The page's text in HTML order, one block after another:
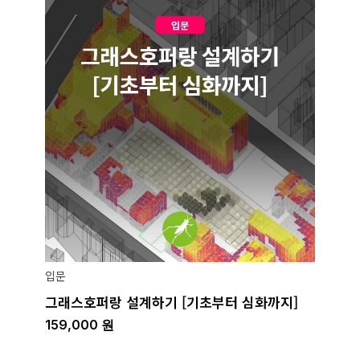
입문
그래스호퍼랑 설계하기 [기초부터 심화까지]
159,000 원